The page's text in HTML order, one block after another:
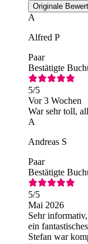
Originale
A
Alfred P
Paar
Bestätigte
5/5
Vor 3 Wochen
War sehr toll,
A
Andreas S
Paar
Bestätigte
5/5
Mai 2026
Sehr
ein
Stefan war